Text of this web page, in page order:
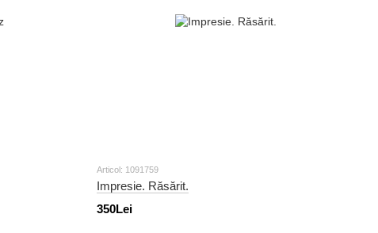
Articol: 1091759
Impresie. Răsărit.
350Lei